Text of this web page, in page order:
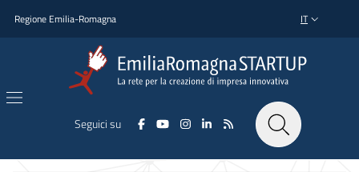
Regione Emilia-Romagna SELETTORE
IT
Seguici su